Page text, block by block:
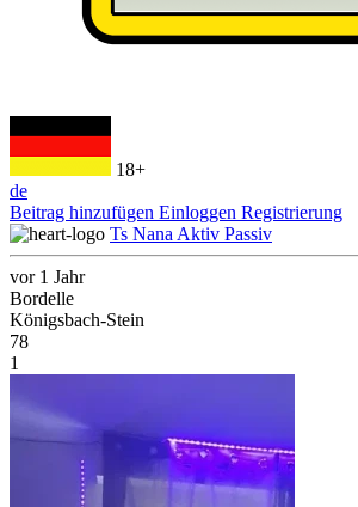
18+
de
Beitrag hinzufügen Einloggen Registrierung
Ts Nana Aktiv Passiv
vor 1 Jahr
Bordelle
Königsbach-Stein
78
1